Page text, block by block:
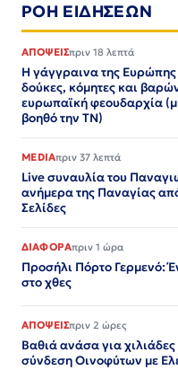
ΡΟΗ ΕΙΔΗΣΕΩΝ
ΑΠΟΨΕΙΣπριν 18 λεπτά
Η γάγγραινα της Ευρώπης
δούκες, κόμητες και
ευρωπαϊκή φεουδαρχία
βοηθό την ΤΝ)
MEDIAπριν 37 λεπτά
Live συναυλία του
ανήμερα της Παναγίας
Σελίδες
ΔΙΑΦΟΡΑπριν 1 ώρα
Προσήλι Πόρτο Γερμενό:
στο χθες
ΑΠΟΨΕΙΣπριν 2 ώρες
Βαθιά ανάσα για
σύνδεση Οινοφύτων με